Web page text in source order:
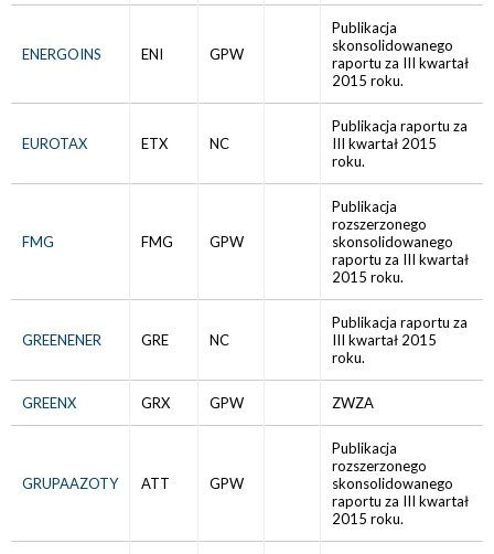
ENERGOINS ENI GPW
Publikacja
skonsolidowanego
raportu za III kwartał
2015 roku.
EUROTAX ETX NC
Publikacja raportu za
III kwartał 2015
roku.
FMG FMG GPW
Publikacja
rozszerzonego
skonsolidowanego
raportu za III kwartał
2015 roku.
GREENENER GRE NC
Publikacja raportu za
III kwartał 2015
roku.
GREENX GRX GPW ZWZA
GRUPAAZOTY ATT GPW
Publikacja
rozszerzonego
skonsolidowanego
raportu za III kwartał
2015 roku.